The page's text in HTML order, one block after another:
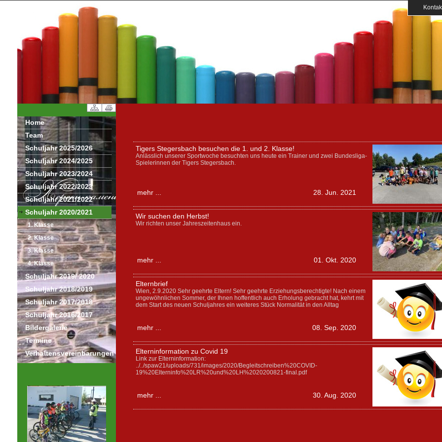
Home
Team
Schuljahr 2025/2026
Schuljahr 2024/2025
Schuljahr 2023/2024
Schuljahr 2022/2023
Schuljahr 2021/2022
Schuljahr 2020/2021
1. Klasse
2. Klasse
3. Klasse
4. Klasse
Schuljahr 2019/ 2020
Schuljahr 2018/2019
Schuljahr 2017/2018
Schuljahr 2016/2017
Bildergalerie
Termine
Verhaltensvereinbarungen
Tigers Stegersbach besuchen die 1. und 2. Klasse!
Anlässlich unserer Sportwoche besuchten uns heute ein Trainer und zwei Bundesliga-
Spielerinnen der Tigers Stegersbach.
mehr ... 28. Jun. 2021
Wir suchen den Herbst!
Wir richten unser Jahreszeitenhaus ein.
mehr ... 01. Okt. 2020
Elternbrief
Wien, 2.9.2020 Sehr geehrte Eltern! Sehr geehrte Erziehungsberechtigte! Nach einem
ungewöhnlichen Sommer, der Ihnen hoffentlich auch Erholung gebracht hat, kehrt mit
dem Start des neuen Schuljahres ein weiteres Stück Normalität in den Alltag
mehr ... 08. Sep. 2020
Elterninformation zu Covid 19
Link zur Elterninformation:
../../spaw21/uploads/731/images/2020/Begleitschreiben%20COVID-
19%20Elterninfo%20LR%20und%20LH%2020200821-final.pdf
mehr ... 30. Aug. 2020